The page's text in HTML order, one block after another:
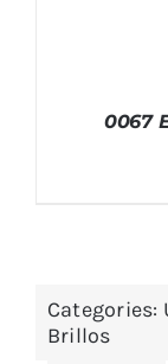
0067
Categories:
Brillos